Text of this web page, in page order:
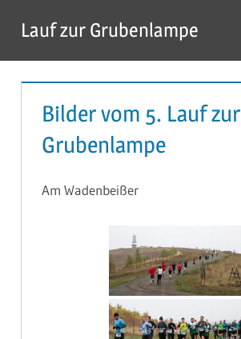
Inhalt
springen
Lauf zur Grubenlampe
Bilder vom 5. Lauf zur
Grubenlampe
Am Wadenbeißer